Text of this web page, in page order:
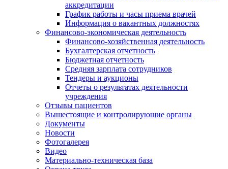
аккредитации
График работы и часы приема врачей
Информация о вакантных должностях
Финансово-экономическая деятельность
Финансово-хозяйственная деятельность
Бухгалтерская отчетность
Бюджетная отчетность
Средняя зарплата сотрудников
Тендеры и аукционы
Отчеты о результатах деятельности
учреждения
Отзывы пациентов
Вышестоящие и контролирующие органы
Документы
Новости
Фотогалерея
Видео
Материально-техническая база